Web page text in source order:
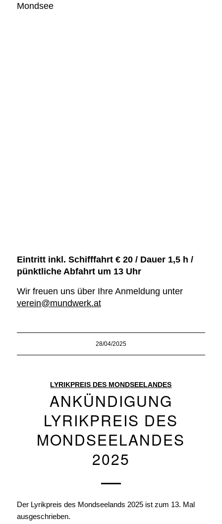
Mondsee
Eintritt inkl. Schifffahrt € 20 / Dauer 1,5 h /
pünktliche Abfahrt um 13 Uhr
Wir freuen uns über Ihre Anmeldung unter
verein@mundwerk.at
28/04/2025
LYRIKPREIS DES MONDSEELANDES
ANKÜNDIGUNG
LYRIKPREIS DES
MONDSEELANDES
2025
Der Lyrikpreis des Mondseelands 2025 ist zum 13. Mal
ausgeschrieben.